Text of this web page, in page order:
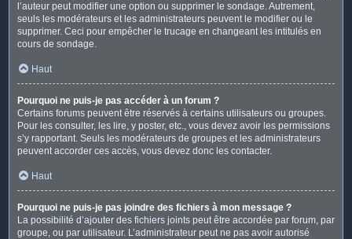
l’auteur peut modifier une option ou supprimer le sondage. Autrement,
seuls les modérateurs et les administrateurs peuvent le modifier ou le
supprimer. Ceci pour empêcher le trucage en changeant les intitulés en
cours de sondage.
Haut
Pourquoi ne puis-je pas accéder à un forum ?
Certains forums peuvent être réservés à certains utilisateurs ou groupes.
Pour les consulter, les lire, y poster, etc., vous devez avoir les permissions
s’y rapportant. Seuls les modérateurs de groupes et les administrateurs
peuvent accorder ces accès, vous devez donc les contacter.
Haut
Pourquoi ne puis-je pas joindre des fichiers à mon message ?
La possibilité d’ajouter des fichiers joints peut être accordée par forum, par
groupe, ou par utilisateur. L’administrateur peut ne pas avoir autorisé